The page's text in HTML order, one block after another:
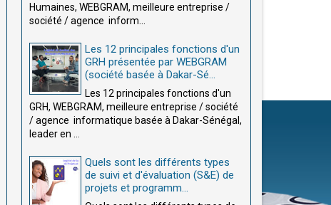
Humaines, WEBGRAM, meilleure entreprise /
société / agence inform...
Les 12 principales fonctions d'un
GRH présentée par WEBGRAM
(société basée à Dakar-Sé...
Les 12 principales fonctions d'un
GRH, WEBGRAM, meilleure entreprise / société
/ agence informatique basée à Dakar-Sénégal,
leader en ...
Quels sont les différents types
de suivi et d'évaluation (S&E) de
projets et programm...